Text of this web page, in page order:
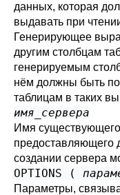
данных, которая
выдавать при
Генерирующее
другим столбцам
генерируемым
нём должны быть
таблицам в таких
имя_сервера
Имя
предоставляющего
создании сервера
OPTIONS (
Параметры,